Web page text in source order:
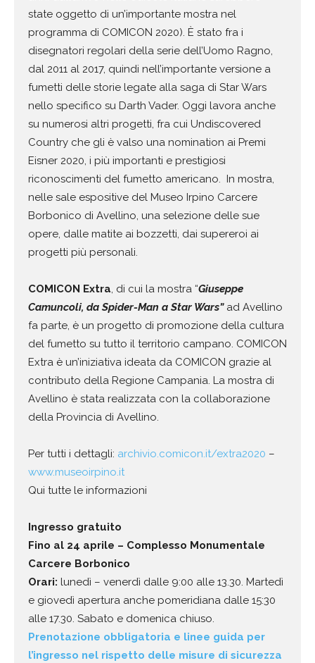
state oggetto di un’importante mostra nel
programma di COMICON 2020). È stato fra i
disegnatori regolari della serie dell’Uomo Ragno,
dal 2011 al 2017, quindi nell’importante versione a
fumetti delle storie legate alla saga di Star Wars
nello specifico su Darth Vader. Oggi lavora anche
su numerosi altri progetti, fra cui Undiscovered
Country che gli è valso una nomination ai Premi
Eisner 2020, i più importanti e prestigiosi
riconoscimenti del fumetto americano. In mostra,
nelle sale espositive del Museo Irpino Carcere
Borbonico di Avellino, una selezione delle sue
opere, dalle matite ai bozzetti, dai supereroi ai
progetti più personali.
COMICON Extra, di cui la mostra “Giuseppe
Camuncoli, da Spider-Man a Star Wars”ad Avellino
fa parte, è un progetto di promozione della cultura
del fumetto su tutto il territorio campano. COMICON
Extra è un’iniziativa ideata da COMICON grazie al
contributo della Regione Campania. La mostra di
Avellino è stata realizzata con la collaborazione
della Provincia di Avellino.
Per tutti i dettagli: archivio.comicon.it/extra2020 –
www.museoirpino.it
Qui tutte le informazioni
Ingresso gratuito
Fino al 24 aprile – Complesso Monumentale
Carcere Borbonico
Orari: lunedì – venerdì dalle 9:00 alle 13.30. Martedì
e giovedì apertura anche pomeridiana dalle 15:30
alle 17.30. Sabato e domenica chiuso.
Prenotazione obbligatoria e linee guida per
l’ingresso nel rispetto delle misure di sicurezza